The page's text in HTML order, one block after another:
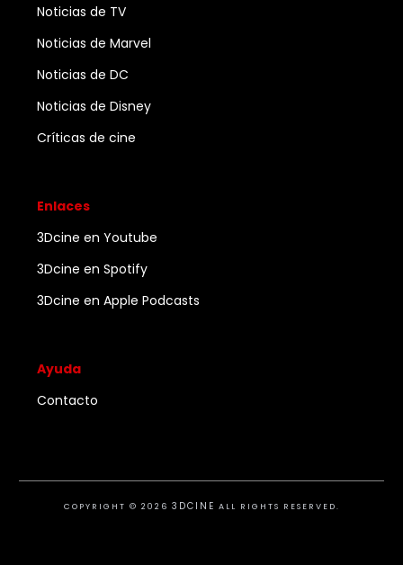
Noticias de TV
Noticias de Marvel
Noticias de DC
Noticias de Disney
Críticas de cine
Enlaces
3Dcine en Youtube
3Dcine en Spotify
3Dcine en Apple Podcasts
Ayuda
Contacto
COPYRIGHT © 2026 3DCINE ALL RIGHTS RESERVED.